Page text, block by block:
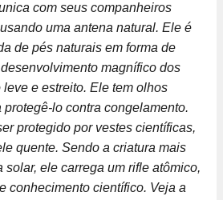
com seus companheiros
uma antena natural. Ele é
de pés naturais em forma de
magnífico dos
e estreito. Ele tem olhos
protegê-lo contra congelamento.
protegido por vestes científicas,
quente. Sendo a criatura mais
solar, ele carrega um rifle atômico,
conhecimento científico. Veja a